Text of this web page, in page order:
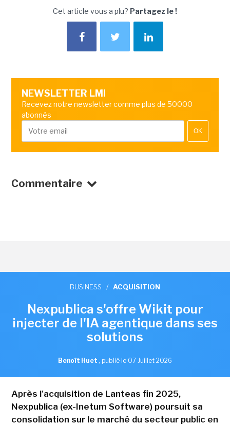
Cet article vous a plu? Partagez le !
NEWSLETTER LMI
Recevez notre newsletter comme plus de 50000
abonnés
OK
Commentaire
BUSINESS / ACQUISITION
Nexpublica s'offre Wikit pour
injecter de l'IA agentique dans ses
solutions
Benoît Huet , publié le 07 Juillet 2026
Après l'acquisition de Lanteas fin 2025,
Nexpublica (ex-Inetum Software) poursuit sa
consolidation sur le marché du secteur public en